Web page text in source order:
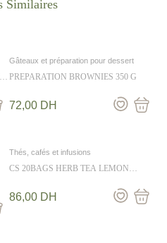
Gâteaux et préparation pour dessert
PREPARATION BROWNIES 350 G
72,00 DH
Thés, cafés et infusions
CS 20BAGS HERB TEA LEMON
86,00 DH